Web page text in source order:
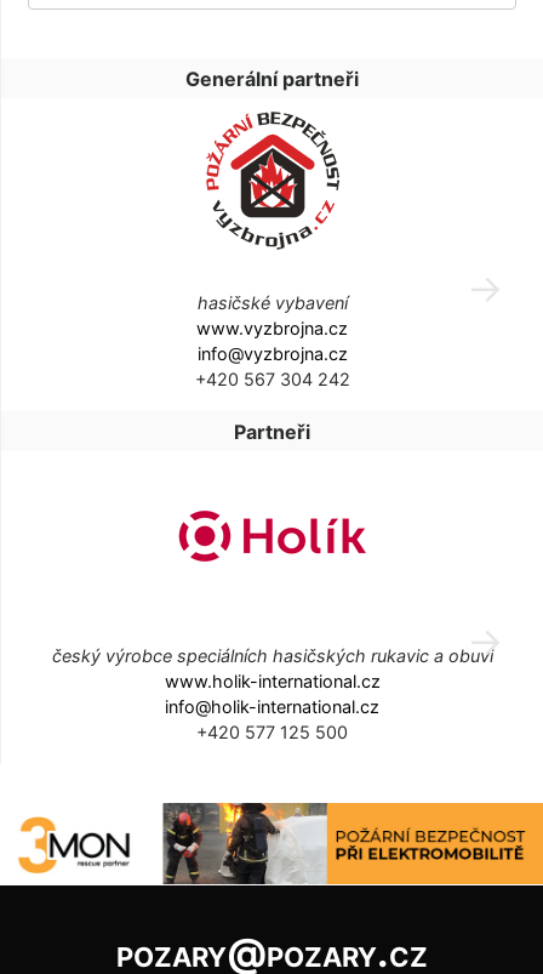
Generální partneři
hasičské vybavení
www.vyzbrojna.cz
info@vyzbrojna.cz
+420 567 304 242
Partneři
český výrobce speciálních hasičských rukavic a obuvi
www.holik-international.cz
info@holik-international.cz
+420 577 125 500
pozary@pozary.cz